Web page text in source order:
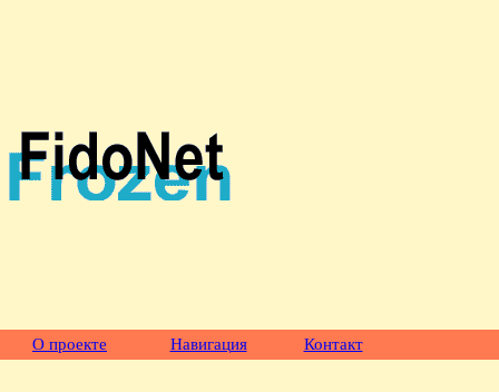
О проекте Навигация Контакт